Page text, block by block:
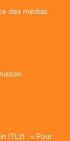
des médias
(TL7) : « Pour